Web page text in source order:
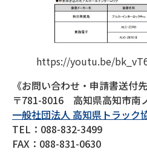
https://youtu.be/
《お問い合わせ・申請書送付先
〒781-8016 高知県高知市南
一般社団法人 高知県トラック
TEL：088-832-3499
FAX：088-831-0630